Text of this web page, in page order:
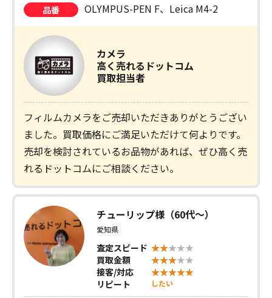
品番 OLYMPUS-PEN F、Leica M4-2
カメラ
高く売れるドットコム
買取担当者
フィルムカメラをご売却いただきありがとうござい
ました。買取価格にご満足いただけて何よりです。
売却を検討されているお品物があれば、ぜひ高く売
れるドットコムにご相談ください。
チューリップ様（60代〜）
愛知県
査定スピード
買取金額
接客/対応
リピート
したい